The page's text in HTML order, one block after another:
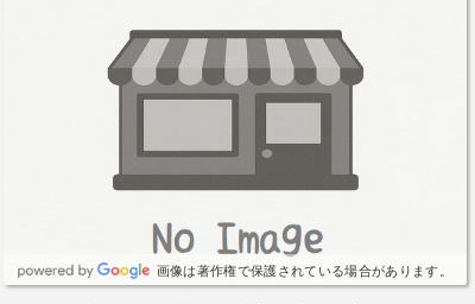
画像は著作権で保護されている場合があります。